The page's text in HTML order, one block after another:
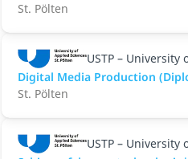
St. Pölten
USTP – University
Digital Media Production
St. Pölten
USTP – University